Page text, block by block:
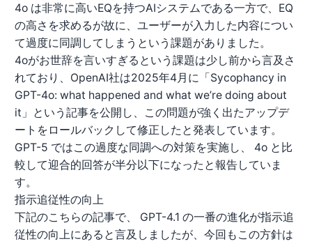
4o は非常に高いEQを持つAIシステムである一方で、EQ
の高さを求めるが故に、ユーザーが入力した内容につい
て過度に同調してしまうという課題がありました。
4oがお世辞を言いすぎるという課題は少し前から言及さ
れており、OpenAI社は2025年4月に「Sycophancy in
GPT-4o: what happened and what we’re doing about
it 」という記事を公開し、この問題が強く出たアップデ
ートをロールバックして修正したと発表しています。
GPT-5 ではこの過度な同調への対策を実施し、 4o と比
較して迎合的回答が半分以下になったと報告していま
す。
指示追従性の向上
下記のこちらの記事で、 GPT-4.1 の一番の進化が指示追
従性の向上にあると言及しましたが、今回もこの方針は